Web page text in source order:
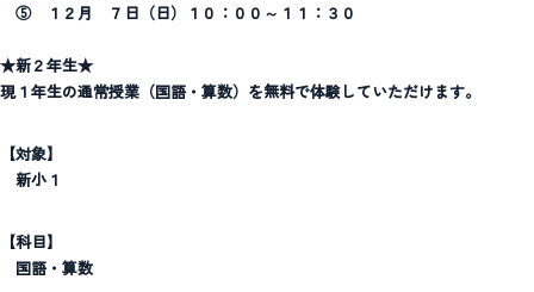
⑤ １２月 ７日（日）１０：００～１１：３０
★新２年生★
現１年生の通常授業（国語・算数）を無料で体験していただけます。
【対象】
新小１
【科目】
国語・算数